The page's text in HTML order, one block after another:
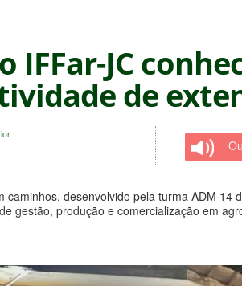
JC
de
desenvolvido pela turma ADM 14
gestão, produção e comercialização em